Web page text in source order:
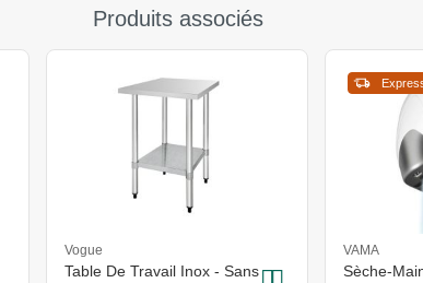
Produits associés
Vogue
Table De Travail Inox - Sans
VAMA
Sèche-